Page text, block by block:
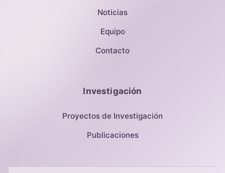
Noticias
Equipo
Contacto
Investigación
Proyectos de Investigación
Publicaciones